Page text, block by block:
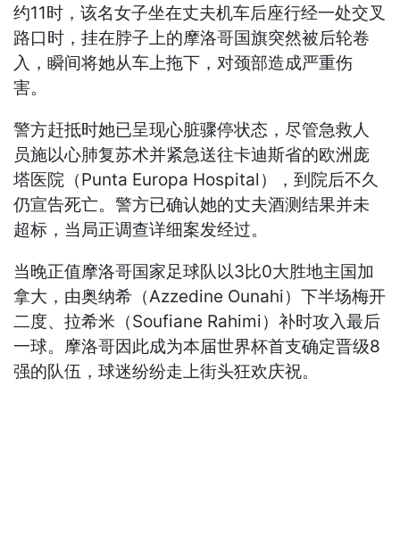
约11时，该名女子坐在丈夫机车后座行经一处交叉
路口时，挂在脖子上的摩洛哥国旗突然被后轮卷
入，瞬间将她从车上拖下，对颈部造成严重伤
害。
警方赶抵时她已呈现心脏骤停状态，尽管急救人
员施以心肺复苏术并紧急送往卡迪斯省的欧洲庞
塔医院（Punta Europa Hospital），到院后不久
仍宣告死亡。警方已确认她的丈夫酒测结果并未
超标，当局正调查详细案发经过。
当晚正值摩洛哥国家足球队以3比0大胜地主国加
拿大，由奥纳希（Azzedine Ounahi）下半场梅开
二度、拉希米（Soufiane Rahimi）补时攻入最后
一球。摩洛哥因此成为本届世界杯首支确定晋级8
强的队伍，球迷纷纷走上街头狂欢庆祝。